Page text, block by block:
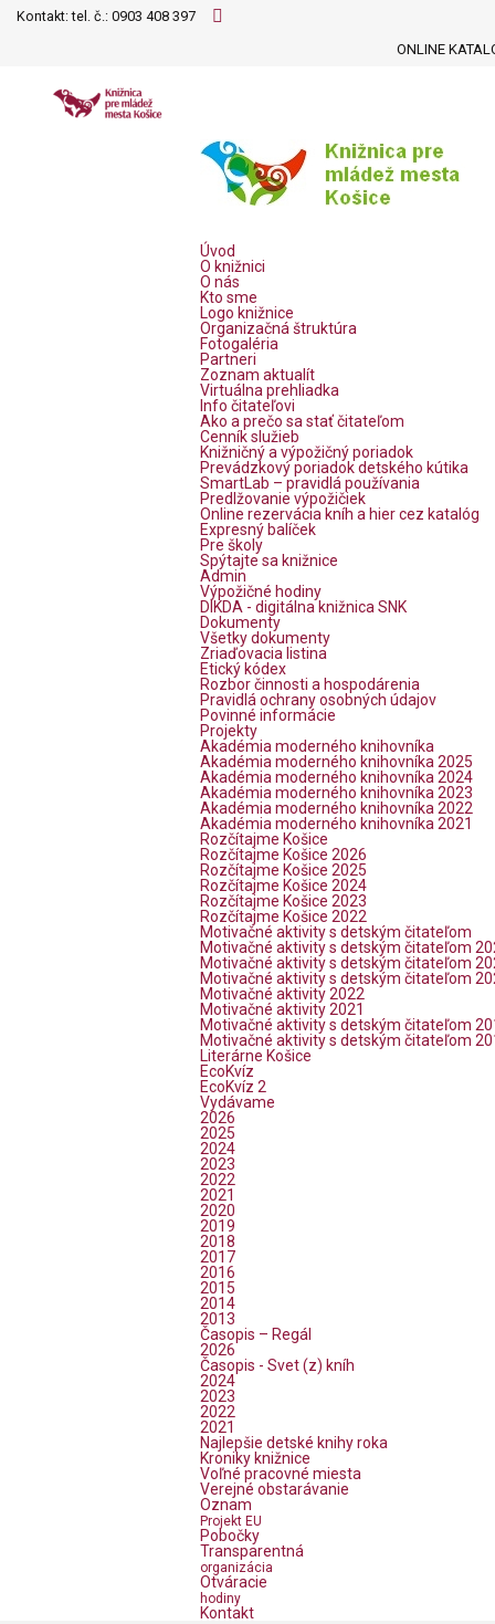
Kontakt: tel. č.: 0903 408 397
ONLINE
Úvod
O knižnici
O nás
Kto sme
Logo knižnice
Organizačná štruktúra
Fotogaléria
Partneri
Zoznam aktualít
Virtuálna prehliadka
Info čitateľovi
Ako a prečo sa stať čitateľom
Cenník služieb
Knižničný a výpožičný poriadok
Prevádzkový poriadok detského kútika
SmartLab – pravidlá používania
Predlžovanie výpožičiek
Online rezervácia kníh a hier cez katalóg
Expresný balíček
Pre školy
Spýtajte sa knižnice
Admin
Výpožičné hodiny
DIKDA - digitálna knižnica SNK
Dokumenty
Všetky dokumenty
Zriaďovacia listina
Etický kódex
Rozbor činnosti a hospodárenia
Pravidlá ochrany osobných údajov
Povinné informácie
Projekty
Akadémia moderného knihovníka
Akadémia moderného knihovníka 2025
Akadémia moderného knihovníka 2024
Akadémia moderného knihovníka 2023
Akadémia moderného knihovníka 2022
Akadémia moderného knihovníka 2021
Rozčítajme Košice
Rozčítajme Košice 2026
Rozčítajme Košice 2025
Rozčítajme Košice 2024
Rozčítajme Košice 2023
Rozčítajme Košice 2022
Motivačné aktivity s detským čitateľom
Motivačné aktivity s detským čitateľom
Motivačné aktivity s detským čitateľom
Motivačné aktivity s detským čitateľom
Motivačné aktivity 2022
Motivačné aktivity 2021
Motivačné aktivity s detským čitateľom
Motivačné aktivity s detským čitateľom
Literárne Košice
EcoKvíz
EcoKvíz 2
Vydávame
2026
2025
2024
2023
2022
2021
2020
2019
2018
2017
2016
2015
2014
2013
Časopis – Regál
2026
Časopis - Svet (z) kníh
2024
2023
2022
2021
Najlepšie detské knihy roka
Kroniky knižnice
Voľné pracovné miesta
Verejné obstarávanie
Oznam
Projekt EU
Pobočky
Transparentná
organizácia
Otváracie
hodiny
Kontakt